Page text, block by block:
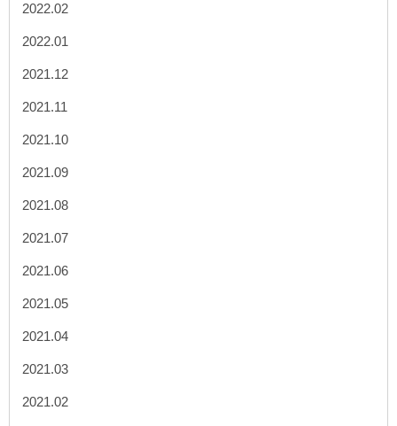
2022.02
2022.01
2021.12
2021.11
2021.10
2021.09
2021.08
2021.07
2021.06
2021.05
2021.04
2021.03
2021.02